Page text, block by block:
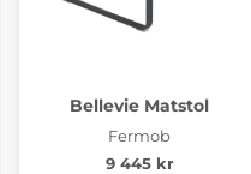
Bellevie Matstol
Fermob
9 445 kr